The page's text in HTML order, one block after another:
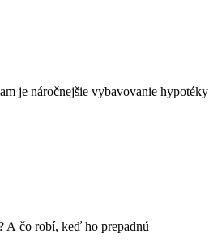
je náročnejšie vybavovanie hypotéky
A čo robí, keď ho prepadnú